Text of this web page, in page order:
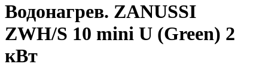
Водонагрев. ZANUSSI
ZWH/S 10 mini U (Green) 2
кВт